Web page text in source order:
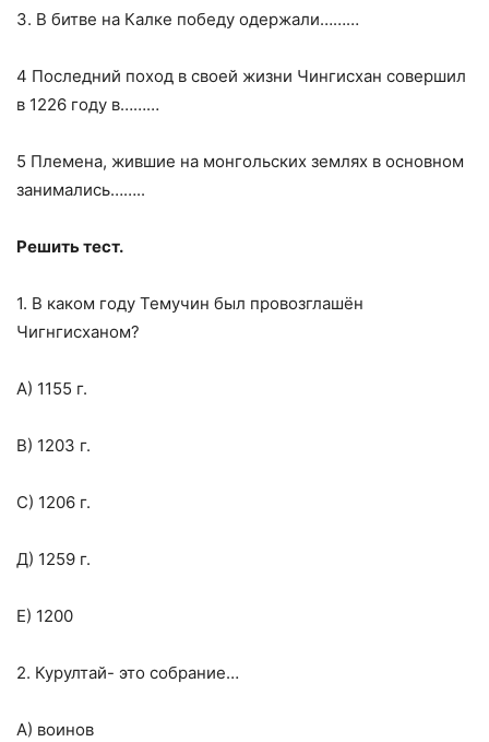
3. В битве на Калке победу одержали………
4 Последний поход в своей жизни Чингисхан совершил
в 1226 году в………
5 Племена, жившие на монгольских землях в основном
занимались……..
Решить тест.
1. В каком году Темучин был провозглашён
Чигнгисханом?
А) 1155 г.
В) 1203 г.
С) 1206 г.
Д) 1259 г.
Е) 1200
2. Курултай- это собрание…
А) воинов